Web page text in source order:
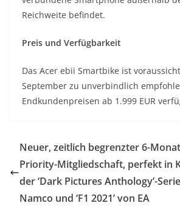
Reichweite befindet.
Preis und Verfügbarkeit
Das Acer ebii Smartbike ist
September zu unverbindlich
Endkundenpreisen ab 1.999 EUR
Neuer, zeitlich begrenzter 6-
Priority-Mitgliedschaft, perfekt in
der ‘Dark Pictures Anthology’-
Namco und ‘F1 2021’ von EA